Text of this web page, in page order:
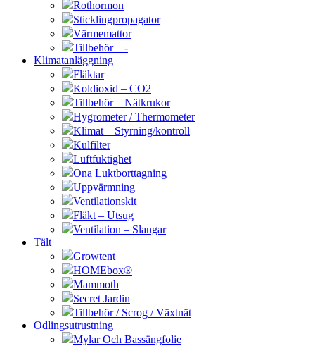
Rothormon
Sticklingpropagator
Värmemattor
Tillbehör—-
Klimatanläggning
Fläktar
Koldioxid – CO2
Tillbehör – Nätkrukor
Hygrometer / Thermometer
Klimat – Styrning/kontroll
Kulfilter
Luftfuktighet
Ona Luktborttagning
Uppvärmning
Ventilationskit
Fläkt – Utsug
Ventilation – Slangar
Tält
Growtent
HOMEbox®
Mammoth
Secret Jardin
Tillbehör / Scrog / Växtnät
Odlingsutrustning
Mylar Och Bassängfolie